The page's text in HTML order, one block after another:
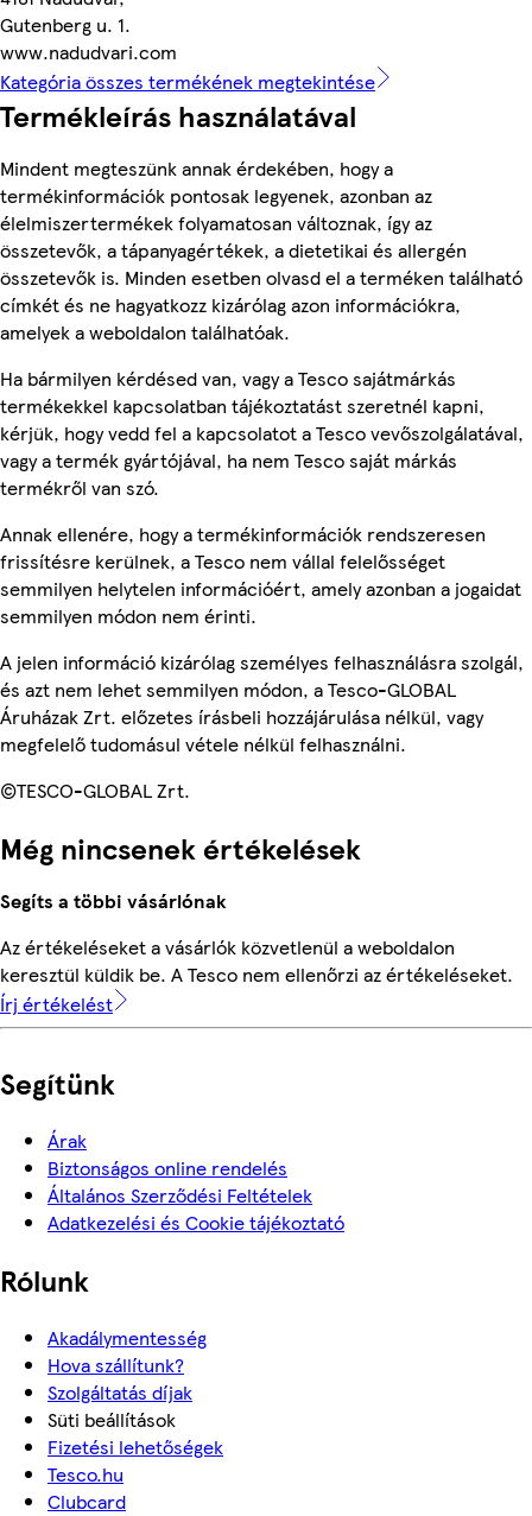
Gutenberg u. 1.
www.nadudvari.com
Kategória összes termékének megtekintése
Termékleírás használatával
Mindent megteszünk annak érdekében, hogy a
termékinformációk pontosak legyenek, azonban az
élelmiszertermékek folyamatosan változnak, így az
összetevők, a tápanyagértékek, a dietetikai és allergén
összetevők is. Minden esetben olvasd el a terméken található
címkét és ne hagyatkozz kizárólag azon információkra,
amelyek a weboldalon találhatóak.
Ha bármilyen kérdésed van, vagy a Tesco sajátmárkás
termékekkel kapcsolatban tájékoztatást szeretnél kapni,
kérjük, hogy vedd fel a kapcsolatot a Tesco vevőszolgálatával,
vagy a termék gyártójával, ha nem Tesco saját márkás
termékről van szó.
Annak ellenére, hogy a termékinformációk rendszeresen
frissítésre kerülnek, a Tesco nem vállal felelősséget
semmilyen helytelen információért, amely azonban a jogaidat
semmilyen módon nem érinti.
A jelen információ kizárólag személyes felhasználásra szolgál,
és azt nem lehet semmilyen módon, a Tesco-GLOBAL
Áruházak Zrt. előzetes írásbeli hozzájárulása nélkül, vagy
megfelelő tudomásul vétele nélkül felhasználni.
©TESCO-GLOBAL Zrt.
Még nincsenek értékelések
Segíts a többi vásárlónak
Az értékeléseket a vásárlók közvetlenül a weboldalon
keresztül küldik be. A Tesco nem ellenőrzi az értékeléseket.
Írj értékelést
Segítünk
Árak
Biztonságos online rendelés
Általános Szerződési Feltételek
Adatkezelési és Cookie tájékoztató
Rólunk
Akadálymentesség
Hova szállítunk?
Szolgáltatás díjak
Süti beállítások
Fizetési lehetőségek
Tesco.hu
Clubcard